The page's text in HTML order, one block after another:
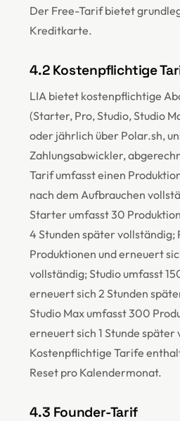
Der Free-Tarif bietet
Kreditkarte.
4.2 Kostenpflichtige
LIA bietet kostenpflichtige
(Starter, Pro, Studio, Studio
oder jährlich über Polar.sh,
Zahlungsabwickler,
Tarif umfasst einen
nach dem Aufbrauchen
Starter umfasst 30
4 Stunden später vollständig;
Produktionen und erneuert
vollständig; Studio umfasst
erneuert sich 2 Stunden
Studio Max umfasst 300
erneuert sich 1 Stunde später
Kostenpflichtige Tarife
Reset pro Kalendermonat.
4.3 Founder-Tarif